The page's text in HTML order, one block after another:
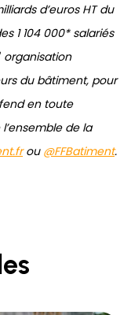
d’euros HT du
1 104 000* salariés
organisation
du bâtiment, pour
en toute
de la
ou @FFBatiment.